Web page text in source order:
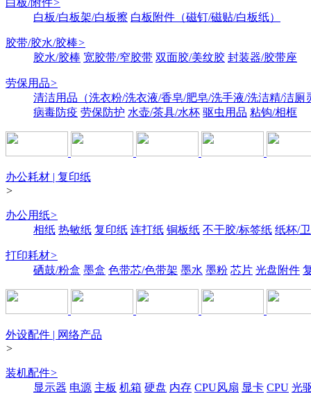
白板/附件>
白板/白板架/白板擦 白板附件（磁钉/磁贴/白板纸）
胶带/胶水/胶棒>
胶水/胶棒 宽胶带/窄胶带 双面胶/美纹胶 封装器/胶带座
劳保用品>
清洁用品（洗衣粉/洗衣液/香皂/肥皂/洗手液/洗洁精/洁厕
病毒防疫 劳保防护 水壶/茶具/水杯 驱虫用品 粘钩/相框
办公耗材 | 复印纸
>
办公用纸>
相纸 热敏纸 复印纸 连打纸 铜板纸 不干胶/标签纸 纸杯/
打印耗材>
硒鼓/粉盒 墨盒 色带芯/色带架 墨水 墨粉 芯片 光盘附件
外设配件 | 网络产品
>
装机配件>
显示器 电源 主板 机箱 硬盘 内存 CPU风扇 显卡 CPU 光